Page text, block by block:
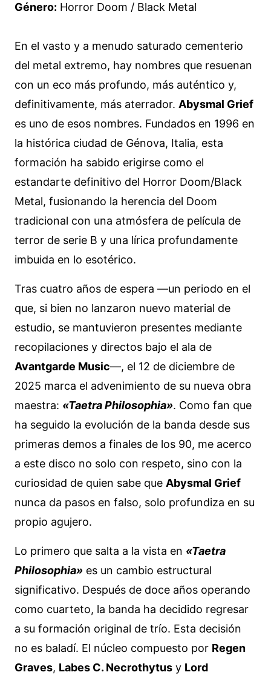
Género: Horror Doom / Black Metal
En el vasto y a menudo saturado cementerio
del metal extremo, hay nombres que resuenan
con un eco más profundo, más auténtico y,
definitivamente, más aterrador. Abysmal Grief
es uno de esos nombres. Fundados en 1996 en
la histórica ciudad de Génova, Italia, esta
formación ha sabido erigirse como el
estandarte definitivo del Horror Doom/Black
Metal, fusionando la herencia del Doom
tradicional con una atmósfera de película de
terror de serie B y una lírica profundamente
imbuida en lo esotérico.
Tras cuatro años de espera —un periodo en el
que, si bien no lanzaron nuevo material de
estudio, se mantuvieron presentes mediante
recopilaciones y directos bajo el ala de
Avantgarde Music—, el 12 de diciembre de
2025 marca el advenimiento de su nueva obra
maestra: «Taetra Philosophia». Como fan que
ha seguido la evolución de la banda desde sus
primeras demos a finales de los 90, me acerco
a este disco no solo con respeto, sino con la
curiosidad de quien sabe que Abysmal Grief
nunca da pasos en falso, solo profundiza en su
propio agujero.
Lo primero que salta a la vista en «Taetra
Philosophia» es un cambio estructural
significativo. Después de doce años operando
como cuarteto, la banda ha decidido regresar
a su formación original de trío. Esta decisión
no es baladí. El núcleo compuesto por Regen
Graves, Labes C. Necrothytus y Lord